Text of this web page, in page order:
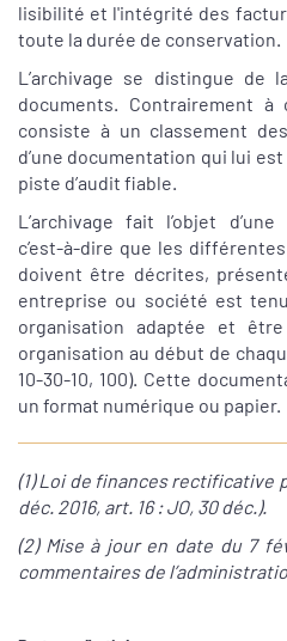
lisibilité et l'intégrité des
toute la durée de conservation.
L’archivage se distingue de
documents. Contrairement à
consiste à un classement
d’une documentation qui lui
piste d’audit fiable.
L’archivage fait l’objet
c’est-à-dire que les
doivent être décrites,
entreprise ou société est
organisation adaptée et
organisation au début de
10-30-10, 100). Cette
un format numérique ou papier.
(1) Loi de finances rectificative
déc. 2016, art. 16 : JO, 30 déc.).
(2) Mise à jour en date du 7
commentaires de